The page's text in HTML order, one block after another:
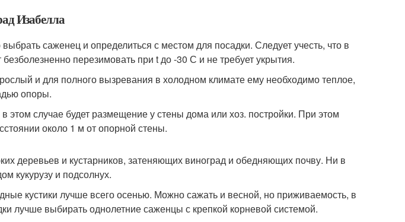
Изабелла
саженец и определиться с местом для посадки. Следует учесть, что в
перезимовать при t до -30 С и не требует укрытия.
и для полного вызревания в холодном климате ему необходимо теплое,
опоры.
случае будет размещение у стены дома или хоз. постройки. При этом
около 1 м от опорной стены.
деревьев и кустарников, затеняющих виноград и обедняющих почву. Ни в
кукурузу и подсолнух.
кустики лучше всего осенью. Можно сажать и весной, но приживаемость, в
лучше выбирать однолетние саженцы с крепкой корневой системой.